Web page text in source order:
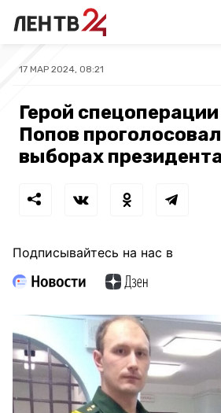
17 МАР 2024, 08:21
Герой
Попов
выборах
Подписывайтесь на нас в